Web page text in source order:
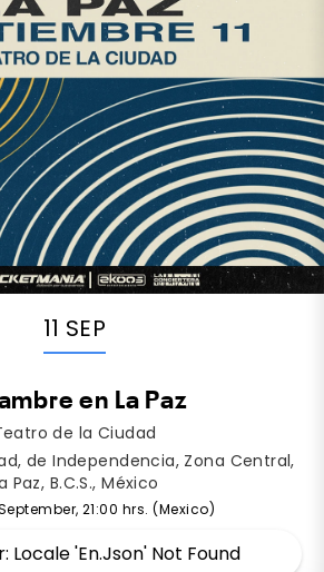
11 SEP
en La Paz
de la Ciudad
de Independencia, Zona Central,
Paz, B.C.S., México
21:00 hrs. (Mexico)
Locale 'en.json' Not Found